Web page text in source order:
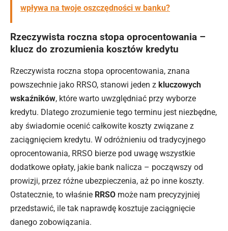
wpływa na twoje oszczędności w banku?
Rzeczywista roczna stopa oprocentowania –
klucz do zrozumienia kosztów kredytu
Rzeczywista roczna stopa oprocentowania, znana
powszechnie jako RRSO, stanowi jeden z kluczowych
wskaźników, które warto uwzględniać przy wyborze
kredytu. Dlatego zrozumienie tego terminu jest niezbędne,
aby świadomie ocenić całkowite koszty związane z
zaciągnięciem kredytu. W odróżnieniu od tradycyjnego
oprocentowania, RRSO bierze pod uwagę wszystkie
dodatkowe opłaty, jakie bank nalicza – począwszy od
prowizji, przez różne ubezpieczenia, aż po inne koszty.
Ostatecznie, to właśnie RRSO może nam precyzyjniej
przedstawić, ile tak naprawdę kosztuje zaciągnięcie
danego zobowiązania.